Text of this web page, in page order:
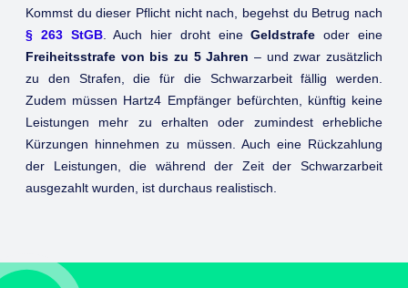
Kommst du dieser Pflicht nicht nach, begehst du Betrug nach
§ 263 StGB. Auch hier droht eineGeldstrafe oder eine
Freiheitsstrafe von bis zu 5 Jahren – und zwar zusätzlich
zu den Strafen, die für die Schwarzarbeit fällig werden.
Zudem müssen Hartz4 Empfänger befürchten, künftig keine
Leistungen mehr zu erhalten oder zumindest erhebliche
Kürzungen hinnehmen zu müssen. Auch eine Rückzahlung
der Leistungen, die während der Zeit der Schwarzarbeit
ausgezahlt wurden, ist durchaus realistisch.